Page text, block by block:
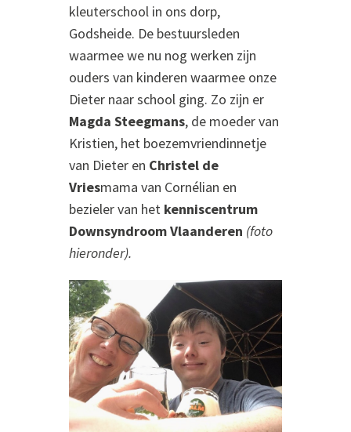
kleuterschool in ons dorp,
Godsheide. De bestuursleden
waarmee we nu nog werken zijn
ouders van kinderen waarmee onze
Dieter naar school ging. Zo zijn er
Magda Steegmans, de moeder van
Kristien, het boezemvriendinnetje
van Dieter en Christel de
Vriesmama van Cornélian en
bezieler van het kenniscentrum
Downsyndroom Vlaanderen (foto
hieronder).